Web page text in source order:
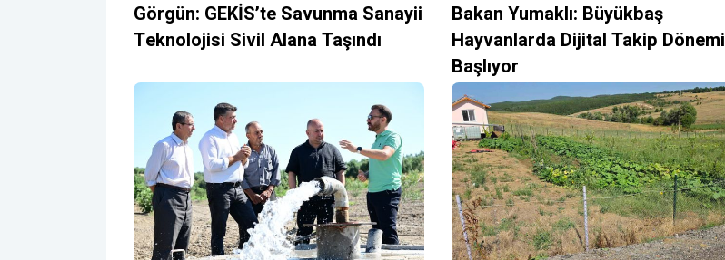
Görgün: GEKİS’te Savunma Sanayii
Teknolojisi Sivil Alana Taşındı
Bakan Yumaklı: Büyükbaş
Hayvanlarda Dijital Takip Dönemi
Başlıyor